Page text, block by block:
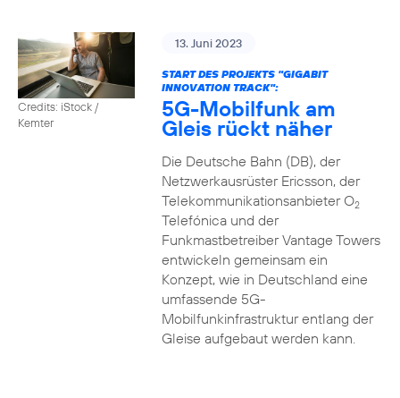
Credits: iStock /
Kemter
13. Juni 2023
START DES PROJEKTS "GIGABIT
INNOVATION TRACK":
5G-Mobilfunk am
Gleis rückt näher
Die Deutsche Bahn (DB), der
Netzwerkausrüster Ericsson, der
Telekommunikationsanbieter O2
Telefónica und der
Funkmastbetreiber Vantage Towers
entwickeln gemeinsam ein
Konzept, wie in Deutschland eine
umfassende 5G-
Mobilfunkinfrastruktur entlang der
Gleise aufgebaut werden kann.